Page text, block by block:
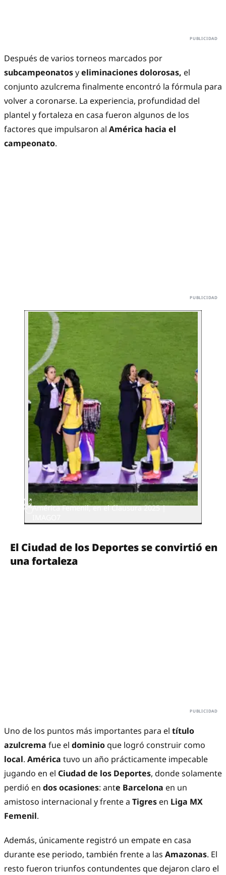
Después de varios torneos marcados por
subcampeonatosyeliminaciones dolorosas, el
conjunto azulcrema finalmente encontró la fórmula para
volver a coronarse. La experiencia, profundidad del
plantel y fortaleza en casa fueron algunos de los
factores que impulsaron al América hacia el
campeonato.
América Femenil, en el Clausura 2025 |
El Ciudad de los Deportes se convirtió en
una fortaleza
Uno de los puntos más importantes para el título
azulcrema fue el dominioque logró construir como
local. América tuvo un año prácticamente impecable
jugando en el Ciudad de los Deportes, donde solamente
perdió en dos ocasiones: ante Barcelona en un
amistoso internacional y frente a Tigres en Liga MX
Femenil.
Además, únicamente registró un empate en casa
durante ese periodo, también frente a las Amazonas. El
resto fueron triunfos contundentes que dejaron claro el